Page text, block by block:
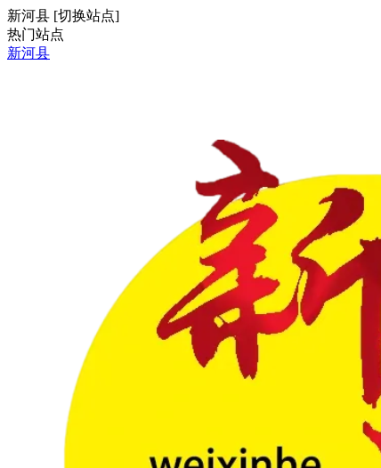
新河县 [切换站点]
热门站点
新河县